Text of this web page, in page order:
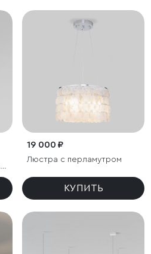
19 000 ₽
Люстра с перламутром
КУПИТЬ